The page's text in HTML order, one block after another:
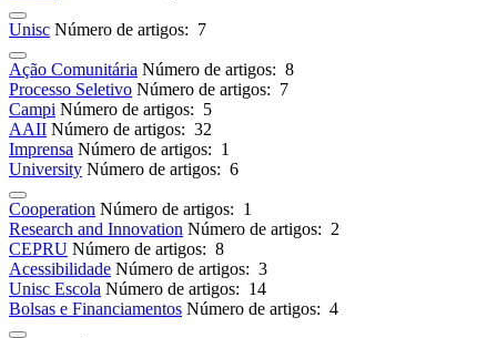
Unisc Número de artigos: 7
Ação Comunitária Número de artigos: 8
Processo Seletivo Número de artigos: 7
Campi Número de artigos: 5
AAII Número de artigos: 32
Imprensa Número de artigos: 1
University Número de artigos: 6
Cooperation Número de artigos: 1
Research and Innovation Número de artigos: 2
CEPRU Número de artigos: 8
Acessibilidade Número de artigos: 3
Unisc Escola Número de artigos: 14
Bolsas e Financiamentos Número de artigos: 4